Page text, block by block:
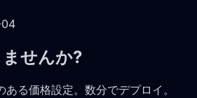
せんか?
る価格設定。数分でデプロイ。